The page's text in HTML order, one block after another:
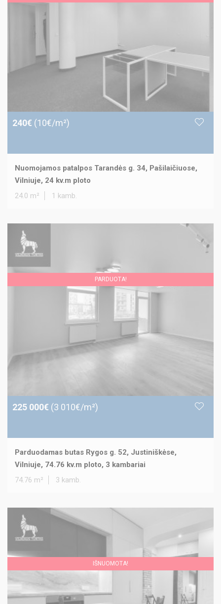
240€ (10€/m²)
Nuomojamos patalpos Tarandės g. 34, Pašilaičiuose,
Vilniuje, 24 kv.m ploto
24.0 m²
1 kamb.
PARDUOTA!
225 000€ (3 010€/m²)
Parduodamas butas Rygos g. 52, Justiniškėse,
Vilniuje, 74.76 kv.m ploto, 3 kambariai
74.76 m²
3 kamb.
IŠNUOMOTA!